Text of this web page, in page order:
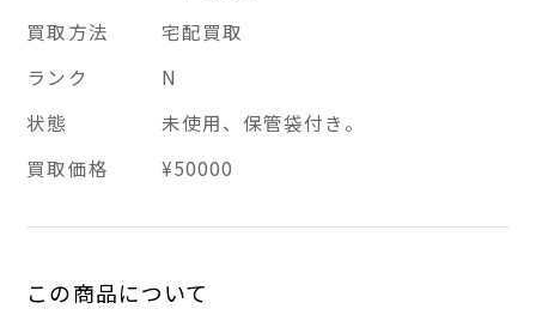
買取方法
宅配買取
ランク
N
状態
未使用、保管袋付き。
買取価格
¥50000
この商品について